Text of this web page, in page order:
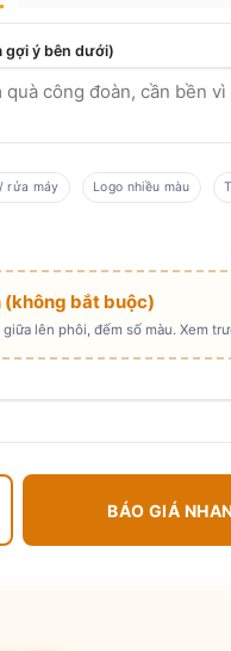
gợi ý bên dưới)
rửa máy Logo nhiều màu
(không bắt buộc)
lên phôi, đếm số màu. Xem
BÁO GIÁ